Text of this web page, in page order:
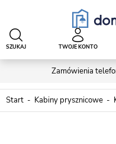
Zamówienia
SZUKAJ TWOJE KONTO
Start Kabiny prysznicowe